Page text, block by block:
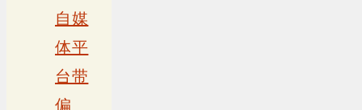
自媒
体平
台带
偏